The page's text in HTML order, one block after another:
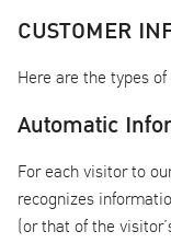
CUSTOMER
Here are the types
Automatic
For each visitor to
recognizes
(or that of the